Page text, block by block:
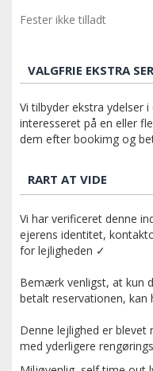
Fester ikke tilladt
VALGFRIE EKSTRA
Vi tilbyder ekstra ydelser
interesseret på en eller
dem efter bookimg og
RART AT VIDE
Vi har verificeret denne
ejerens identitet,
for lejligheden ✓
Bemærk venligst, at kun
betalt reservationen, kan
Denne lejlighed er
med yderligere